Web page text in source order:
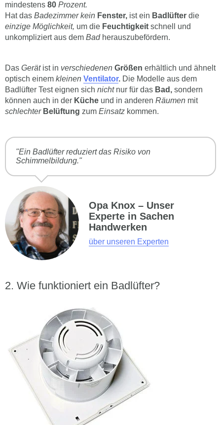
mindestens 80 Prozent.
Hat das Badezimmer kein Fenster, ist ein Badlüfter die
einzige Möglichkeit, um die Feuchtigkeit schnell und
unkompliziert aus dem Badherauszubefördern.
Das Gerätist in verschiedenen Größen erhältlich und ähnelt
optisch einem kleinen Ventilator. Die Modelle aus dem
Badlüfter Test eignen sich nichtnur für das Bad, sondern
können auch in der Küche und in anderen Räumen mit
schlechter Belüftung zum Einsatz kommen.
"Ein Badlüfter reduziert das Risiko von
Schimmelbildung."
Opa Knox – Unser
Experte in Sachen
Handwerken
über unseren Experten
Wie funktioniert ein Badlüfter?